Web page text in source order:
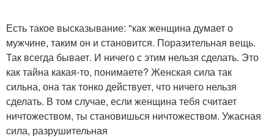
Есть такое высказывание: "как женщина думает о
мужчине, таким он и становится. Поразительная вещь.
Так всегда бывает. И ничего с этим нельзя сделать. Это
как тайна какая-то, понимаете? Женская сила так
сильна, она так тонко действует, что ничего нельзя
сделать. В том случае, если женщина тебя считает
ничтожеством, ты становишься ничтожеством. Ужасная
сила, разрушительная